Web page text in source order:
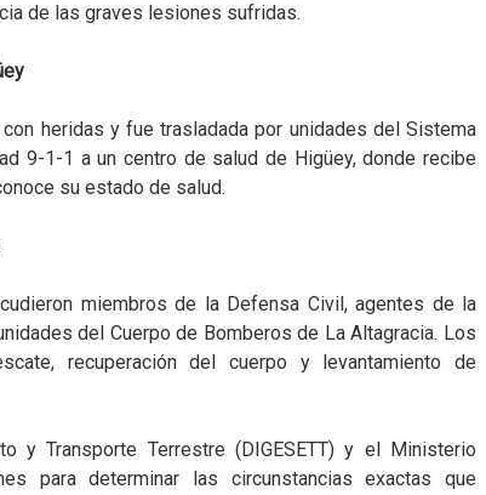
de las graves lesiones sufridas.
heridas y fue trasladada por unidades del Sistema
9-1-1 a un centro de salud de Higüey, donde recibe
su estado de salud.
miembros de la Defensa Civil, agentes de la
del Cuerpo de Bomberos de La Altagracia. Los
recuperación del cuerpo y levantamiento de
y Transporte Terrestre (DIGESETT) y el Ministerio
para determinar las circunstancias exactas que